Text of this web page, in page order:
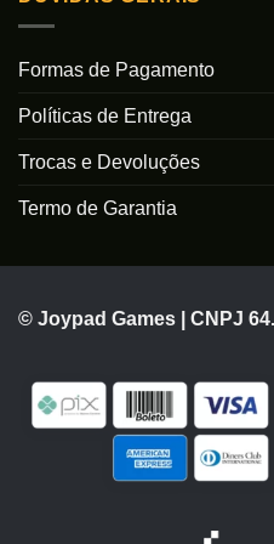
Formas de Pagamento
Políticas de Entrega
Trocas e Devoluções
Termo de Garantia
© Joypad Games | CNPJ